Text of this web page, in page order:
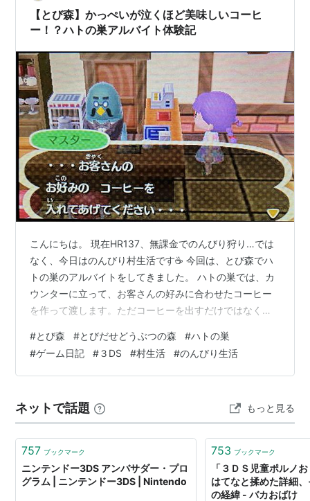
【とび森】かっぺいが泣くほど美味しいコーヒ
ー！？ハトの巣アルバイト体験記
こんにちは。 現在HR137、無課金でのんびり狩り…では
なく、今日はのんびり村生活です☕ 今回は、とび森でハ
トの巣のアルバイトをしてきました。 ハトの巣では、カ
ウンターに立って、お客さんの好みに合わせたコーヒー
を作って渡します。ただコーヒーを出すだけではなく、
す。 選ぶ内容はこちらの3つ。 ・豆→ ブレンド／モカ／
キリマンジャロ／ブルーマウンテン ・ミルク→ たっぷり
／そこそこ／ちょっぴり／入れない ・砂糖→ 3個／2個／
イニー・ユーカリ・アデレード・かっぺい 今回は、初め
てなので、攻略を見…
#とび森 #とびだせどうぶつの森 #ハトの巣
#ゲーム日記 #３DS #村生活 #のんびり生活
ネットで話題 もっと見る
757 ブックマーク
ニンテンドー3DS アンバサダー・プロ
グラム | ニンテンドー3DS | Nintendo
753 ブックマーク
「３ＤＳ児童ポルノ
はてなと揉めた詳細
の経緯 - バカおばけ